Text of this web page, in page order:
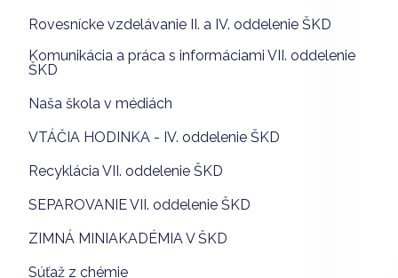
Rovesnícke vzdelávanie II. a IV. oddelenie ŠKD
Komunikácia a práca s informáciami VII. oddelenie
ŠKD
Naša škola v médiách
VTÁČIA HODINKA - IV. oddelenie ŠKD
Recyklácia VII. oddelenie ŠKD
SEPAROVANIE VII. oddelenie ŠKD
ZIMNÁ MINIAKADÉMIA V ŠKD
Súťaž z chémie